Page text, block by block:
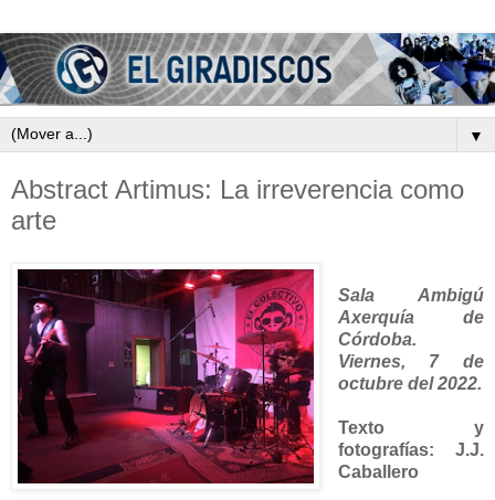
▼
Abstract Artimus: La irreverencia como
arte
Sala Ambigú
Axerquía de
Córdoba.
Viernes, 7 de
octubre del 2022.
Texto y
fotografías: J.J.
Caballero